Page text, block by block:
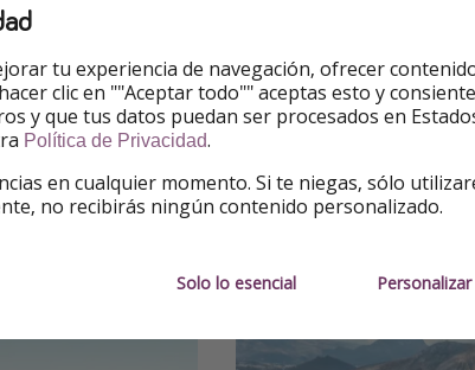
faltar el buen
sol asegurado para
2. Tenerife
Si priorizas también el
de las opciones con más
🌡️ Temperatura media:
🎉 Festividad: Cruces de
tu experiencia de navegación, ofrecer
clic en ""Aceptar todo"" aceptas esto y
y que tus datos puedan ser procesados en
Política de Privacidad.
en cualquier momento. Si te niegas, sólo
no recibirás ningún contenido personalizado.
Solo lo esencial Personalizar